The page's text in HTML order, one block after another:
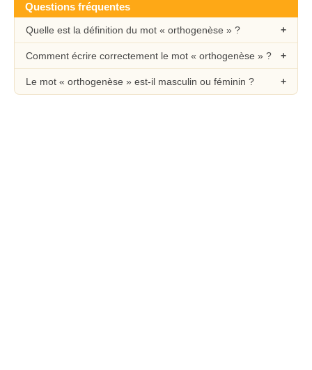
Questions fréquentes
Quelle est la définition du mot « orthogenèse » ?
Comment écrire correctement le mot « orthogenèse » ?
Le mot « orthogenèse » est-il masculin ou féminin ?